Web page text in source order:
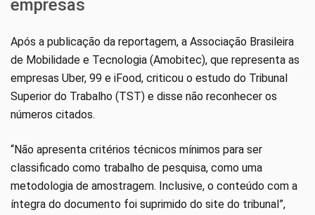
empresas
Após a publicação da reportagem, a Associação Brasileira
de Mobilidade e Tecnologia (Amobitec), que representa as
empresas Uber, 99 e iFood, criticou o estudo do Tribunal
Superior do Trabalho (TST) e disse não reconhecer os
números citados.
“Não apresenta critérios técnicos mínimos para ser
classificado como trabalho de pesquisa, como uma
metodologia de amostragem. Inclusive, o conteúdo com a
íntegra do documento foi suprimido do site do tribunal”,